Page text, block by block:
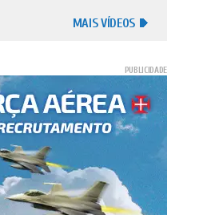
MAIS VÍDEOS